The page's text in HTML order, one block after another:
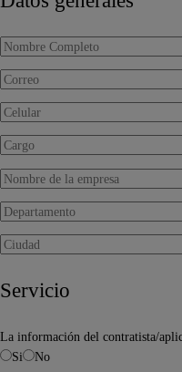
Servicio
La información del contratista/
Si
No